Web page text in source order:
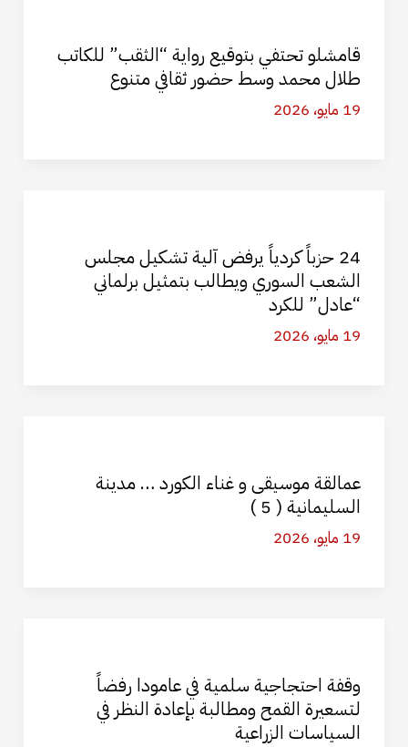
قامشلو تحتفي بتوقيع رواية “الثقب” للكاتب
طلال محمد وسط حضور ثقافي متنوع
19 مايو، 2026
24 حزباً كردياً يرفض آلية تشكيل مجلس
الشعب السوري ويطالب بتمثيل برلماني
“عادل” للكرد
19 مايو، 2026
عمالقة موسيقى و غناء الكورد … مدينة
السليمانية ( 5 )
19 مايو، 2026
وقفة احتجاجية سلمية في عامودا رفضاً
لتسعيرة القمح ومطالبة بإعادة النظر في
السياسات الزراعية